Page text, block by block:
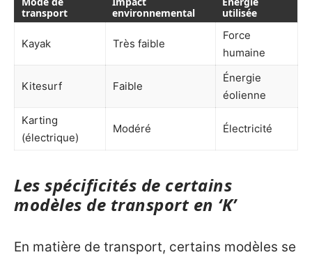
transport
environnemental
utilisée
Kayak Très faible
Force
humaine
Kitesurf Faible
Énergie
éolienne
Karting
(électrique)
Modéré Électricité
Les spécificités de certains
modèles de transport en ‘K’
En matière de transport, certains modèles se